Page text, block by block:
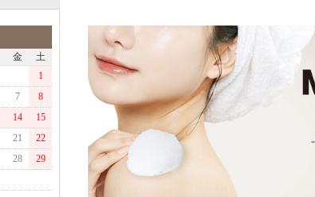
金
土
1
7
8
14
15
21
22
28
29